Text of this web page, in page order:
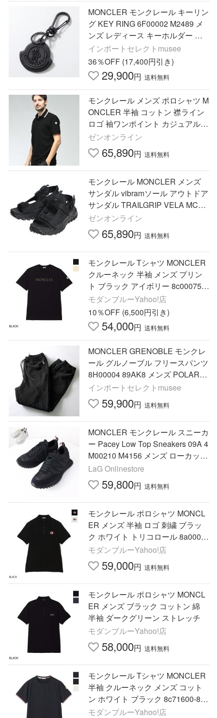
MONCLER モンクレール キーリン
グ KEY RING 6F00002 M2489 メ
ンズ レディース キーホルダー バ
ッグチャーム 立体アイコンロゴ カ
ラー2色 6F00002M2489999
インポートセレクトmusee
36％OFF (17,400円引き)
29,900円 送料無料
モンクレール メンズ ポロシャツ M
ONCLER 半袖 コットン 襟ライン
ロゴ 袖ワンポイント カジュアルシ
ャツ MC8A0002284720 ブランド
トップス ポロ
ゼンオンライン
65,890円 送料無料
モンクレール MONCLER メンズ
サンダル vibramソール アウトドア
サンダル TRAILGRIP VELA MC4L
00020M3808 ブランド 靴 サンダル
CORDURA素材
ゼンオンライン
65,890円 送料無料
モンクレール Tシャツ MONCLER
クルーネック 半袖 メンズ プリン
ト ブラック アイボリー 8c00075-8
9b8u-999
モダンブルーYahoo!店
10％OFF (6,500円引き)
54,000円 送料無料
MONCLER GRENOBLE モンクレ
ール グルノーブル フリースパンツ
8H00004 89AK8 メンズ POLART
EC ポーラテック 999 8H0000489
AK8999
インポートセレクトmusee
59,900円 送料無料
MONCLER モンクレール スニーカ
ー Pacey Low Top Sneakers 09A 4
M00210 M4156 メンズ ローカット
シューズ 靴 LaG Onlinestore
LaG Onlinestore
59,800円 送料無料
モンクレール ポロシャツ MONCL
ER メンズ 半袖 ロゴ 刺繍 ブラッ
ク ホワイト トリコロール 8a0003
0-89a16-999
モダンブルーYahoo!店
59,000円 送料無料
モンクレール ポロシャツ MONCL
ER メンズ ブラック コットン 綿
半袖 ダークグリーン ストレッチ
モダンブルーYahoo!店
58,000円 送料無料
モンクレール Tシャツ MONCLER
半袖 クルーネック メンズ コット
ン ホワイト ブラック 8c71600-872
96-778
モダンブルーYahoo!店